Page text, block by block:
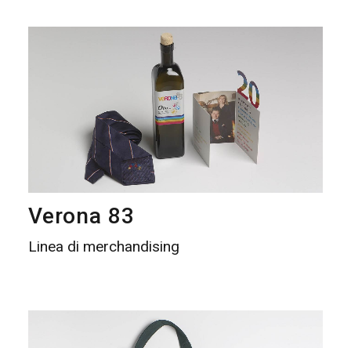
Verona 83
Linea di merchandising